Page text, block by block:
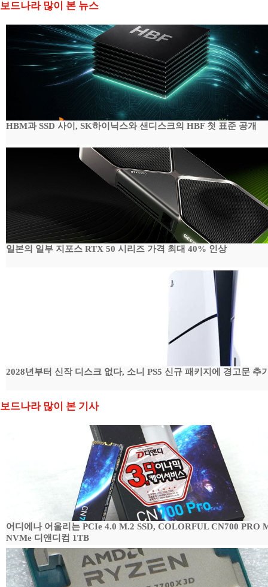
보드나라 많이 본 뉴스
HBM과 SSD 사이, SK하이닉스와 샌디스크의 HBF 첫 표준 공개
일본의 일부 지포스 RTX 50 시리즈 가격 최대 40% 인상
2028년부터 신작 디스크 없다, 소니 PS5 신규 패키지에 경고문 추
보드나라 많이 본 기사
어디에나 어울리는 PCIe 4.0 M.2 SSD, COLORFUL CN700 PRO
NVMe 디앤디컴 1TB